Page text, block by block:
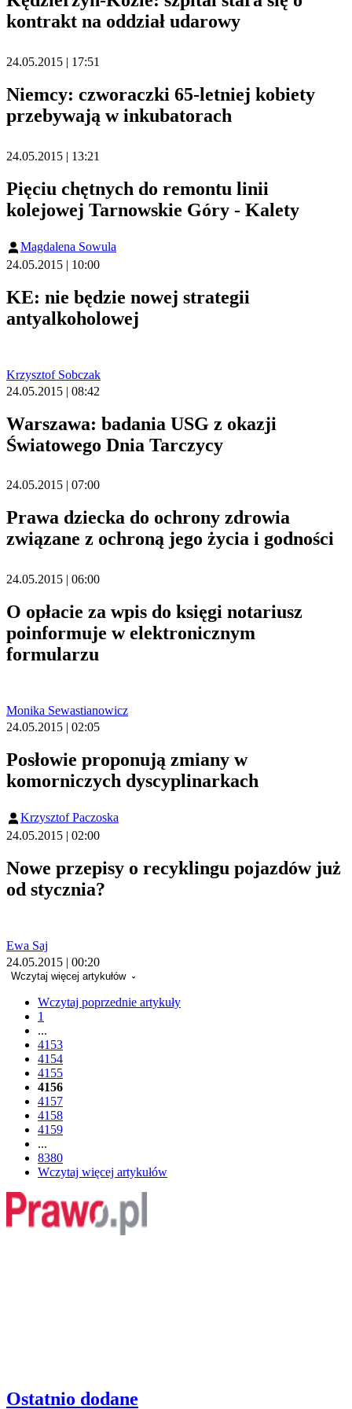
kontrakt na oddział udarowy
24.05.2015 | 17:51
Niemcy: czworaczki 65-letniej kobiety
przebywają w inkubatorach
24.05.2015 | 13:21
Pięciu chętnych do remontu linii
kolejowej Tarnowskie Góry - Kalety
Magdalena Sowula
24.05.2015 | 10:00
KE: nie będzie nowej strategii
antyalkoholowej
Krzysztof Sobczak
24.05.2015 | 08:42
Warszawa: badania USG z okazji
Światowego Dnia Tarczycy
24.05.2015 | 07:00
Prawa dziecka do ochrony zdrowia
związane z ochroną jego życia i godności
24.05.2015 | 06:00
O opłacie za wpis do księgi notariusz
poinformuje w elektronicznym
formularzu
Monika Sewastianowicz
24.05.2015 | 02:05
Posłowie proponują zmiany w
komorniczych dyscyplinarkach
Krzysztof Paczoska
24.05.2015 | 02:00
Nowe przepisy o recyklingu pojazdów już
od stycznia?
Ewa Saj
24.05.2015 | 00:20
Wczytaj więcej artykułów
Wczytaj poprzednie artykuły
1
...
4153
4154
4155
4156
4157
4158
4159
...
8380
Wczytaj więcej artykułów
Ostatnio dodane